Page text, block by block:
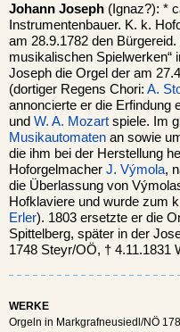
Johann Joseph (Ignaz?): *
Instrumentenbauer. K. k.
am 28.9.1782 den
musikalischen Spielwerken“
Joseph die Orgel der am
(dortiger Regens Chori: A.
annoncierte er die Erfindung
und W. A. Mozart spiele. Im
Musikautomaten an sowie
die ihm bei der Herstellung
Hoforgelmacher J. Výmola,
die Überlassung von
Hofklaviere und wurde zum
Erler). 1803 ersetzte er die
Spittelberg, später in der
1748 Steyr/OÖ, † 4.11.1831
WERKE
Orgeln in Markgrafneusiedl/NÖ